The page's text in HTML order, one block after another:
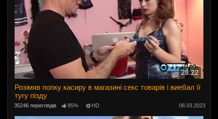
28:22
Розімяв попку касиру в магазині секс товарів і виебал її
тугу пізду
35246 переглядів 85% HD 06.03.2023